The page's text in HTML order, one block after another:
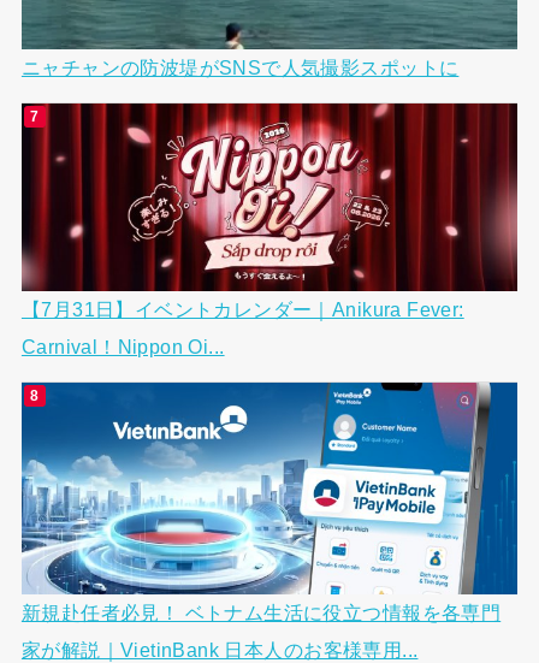
ニャチャンの防波堤がSNSで人気撮影スポットに
【7月31日】イベントカレンダー｜Anikura Fever:
Carnival！Nippon Oi...
新規赴任者必見！ ベトナム生活に役立つ情報を各専門
家が解説｜VietinBank 日本人のお客様専用...